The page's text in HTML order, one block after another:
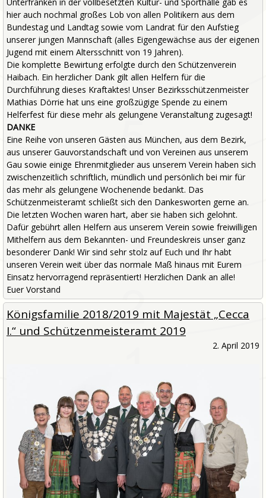
hier auch nochmal großes Lob von allen Politikern aus dem
Bundestag und Landtag sowie vom Landrat für den Aufstieg
unserer jungen Mannschaft (alles Eigengewächse aus der eigenen
Jugend mit einem Altersschnitt von 19 Jahren).
Die komplette Bewirtung erfolgte durch den Schützenverein
Haibach. Ein herzlicher Dank gilt allen Helfern für die
Durchführung dieses Kraftaktes! Unser Bezirksschützenmeister
Mathias Dörrie hat uns eine großzügige Spende zu einem
Helferfest für diese mehr als gelungene Veranstaltung zugesagt!
DANKE
Eine Reihe von unseren Gästen aus München, aus dem Bezirk,
aus unserer Gauvorstandschaft und von Vereinen aus unserem
Gau sowie einige Ehrenmitglieder aus unserem Verein haben sich
zwischenzeitlich schriftlich, mündlich und persönlich bei mir für
das mehr als gelungene Wochenende bedankt. Das
Schützenmeisteramt schließt sich den Dankesworten gerne an.
Die letzten Wochen waren hart, aber sie haben sich gelohnt.
Dafür gebührt allen Helfern aus unserem Verein sowie freiwilligen
Mithelfern aus dem Bekannten- und Freundeskreis unser ganz
besonderer Dank! Wir sind sehr stolz auf Euch und Ihr habt
unseren Verein weit über das normale Maß hinaus mit Eurem
Einsatz hervorragend repräsentiert! Herzlichen Dank an alle!
Euer Vorstand
Königsfamilie 2018/2019 mit Majestät „Cecca
I.“ und Schützenmeisteramt 2019
2. April 2019